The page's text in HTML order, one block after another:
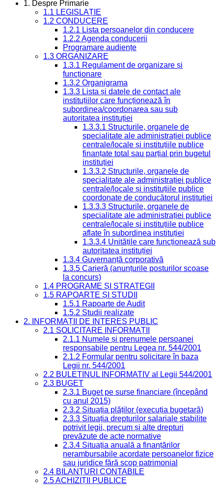
1. Despre Primarie
1.1 LEGISLAȚIE
1.2 CONDUCERE
1.2.1 Lista persoanelor din conducere
1.2.2 Agenda conducerii
Programare audiențe
1.3 ORGANIZARE
1.3.1 Regulament de organizare și
funcționare
1.3.2 Organigrama
1.3.3 Lista și datele de contact ale
instituțiilor care funcționează în
subordinea/coordonarea sau sub
autoritatea instituției
1.3.3.1 Structurile, organele de
specialitate ale administrației publice
centrale/locale și instituțiile publice
finanțate total sau parțial prin bugetul
instituției
1.3.3.2 Structurile, organele de
specialitate ale administrației publice
centrale/locale și instituțiile publice
coordonate de conducătorul instituției
1.3.3.3 Structurile, organele de
specialitate ale administrației publice
centrale/locale și instituțiile publice
aflate în subordinea instituției
1.3.3.4 Unitățile care funcționează sub
autoritatea instituției
1.3.4 Guvernanță corporativă
1.3.5 Carieră (anunțurile posturilor scoase
la concurs)
1.4 PROGRAME ȘI STRATEGII
1.5 RAPOARTE ȘI STUDII
1.5.1 Rapoarte de Audit
1.5.2 Studii realizate
2. INFORMAȚII DE INTERES PUBLIC
2.1 SOLICITARE INFORMAȚII
2.1.1 Numele și prenumele persoanei
responsabile pentru Legea nr. 544/2001
2.1.2 Formular pentru solicitare în baza
Legii nr. 544/2001
2.2 BULETINUL INFORMATIV al Legii 544/2001
2.3 BUGET
2.3.1 Buget pe surse financiare (începând
cu anul 2015)
2.3.2 Situația plăților (execuția bugetară)
2.3.3 Situația drepturilor salariale stabilite
potrivit legii, precum și alte drepturi
prevăzute de acte normative
2.3.4 Situația anuală a finanțărilor
nerambursabile acordate persoanelor fizice
sau juridice fără scop patrimonial
2.4 BILANȚURI CONTABILE
2.5 ACHIZIȚII PUBLICE